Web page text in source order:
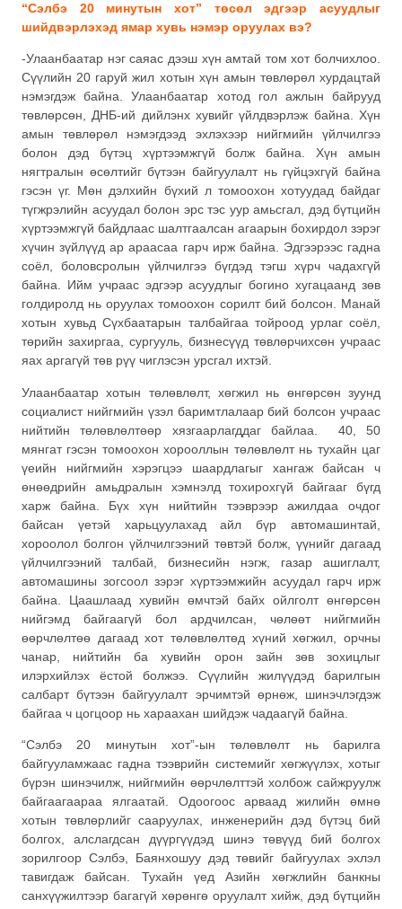
“Сэлбэ 20 минутын хот” төсөл эдгээр асуудлыг
шийдвэрлэхэд ямар хувь нэмэр оруулах вэ?
-Улаанбаатар нэг саяас дээш хүн амтай том хот болчихлоо.
Сүүлийн 20 гаруй жил хотын хүн амын төвлөрөл хурдацтай
нэмэгдэж байна. Улаанбаатар хотод гол ажлын байрууд
төвлөрсөн, ДНБ-ий дийлэнх хувийг үйлдвэрлэж байна. Хүн
амын төвлөрөл нэмэгдээд эхлэхээр нийгмийн үйлчилгээ
болон дэд бүтэц хүртээмжгүй болж байна. Хүн амын
нягтралын өсөлтийг бүтээн байгуулалт нь гүйцэхгүй байна
гэсэн үг. Мөн дэлхийн бүхий л томоохон хотуудад байдаг
түгжрэлийн асуудал болон эрс тэс уур амьсгал, дэд бүтцийн
хүртээмжгүй байдлаас шалтгаалсан агаарын бохирдол зэрэг
хүчин зүйлүүд ар араасаа гарч ирж байна. Эдгээрээс гадна
соёл, боловсролын үйлчилгээ бүгдэд тэгш хүрч чадахгүй
байна. Ийм учраас эдгээр асуудлыг богино хугацаанд зөв
голдиролд нь оруулах томоохон сорилт бий болсон. Манай
хотын хувьд Сүхбаатарын талбайгаа тойроод урлаг соёл,
төрийн захиргаа, сургууль, бизнесүүд төвлөрчихсөн учраас
яах аргагүй төв рүү чиглэсэн урсгал ихтэй.
Улаанбаатар хотын төлөвлөлт, хөгжил нь өнгөрсөн зуунд
социалист нийгмийн үзэл баримтлалаар бий болсон учраас
нийтийн төлөвлөлтөөр хязгаарлагддаг байлаа. 40, 50
мянгат гэсэн томоохон хорооллын төлөвлөлт нь тухайн цаг
үеийн нийгмийн хэрэгцээ шаардлагыг хангаж байсан ч
өнөөдрийн амьдралын хэмнэлд тохирохгүй байгааг бүгд
харж байна. Бүх хүн нийтийн тээврээр ажилдаа очдог
байсан үетэй харьцуулахад айл бүр автомашинтай,
хороолол болгон үйлчилгээний төвтэй болж, үүнийг дагаад
үйлчилгээний талбай, бизнесийн нэгж, газар ашиглалт,
автомашины зогсоол зэрэг хүртээмжийн асуудал гарч ирж
байна. Цаашлаад хувийн өмчтэй байх ойлголт өнгөрсөн
нийгэмд байгаагүй бол ардчилсан, чөлөөт нийгмийн
өөрчлөлтөө дагаад хот төлөвлөлтөд хүний хөгжил, орчны
чанар, нийтийн ба хувийн орон зайн зөв зохицлыг
илэрхийлэх ёстой болжээ. Сүүлийн жилүүдэд барилгын
салбарт бүтээн байгуулалт эрчимтэй өрнөж, шинэчлэгдэж
байгаа ч цогцоор нь хараахан шийдэж чадаагүй байна.
“Сэлбэ 20 минутын хот”-ын төлөвлөлт нь барилга
байгууламжаас гадна тээврийн системийг хөгжүүлэх, хотыг
бүрэн шинэчилж, нийгмийн өөрчлөлттэй холбож сайжруулж
байгаагаараа ялгаатай. Одоогоос арваад жилийн өмнө
хотын төвлөрлийг сааруулах, инженерийн дэд бүтэц бий
болгох, алслагдсан дүүргүүдэд шинэ төвүүд бий болгох
зорилгоор Сэлбэ, Баянхошуу дэд төвийг байгуулах эхлэл
тавигдаж байсан. Тухайн үед Азийн хөгжлийн банкны
санхүүжилтээр багагүй хөрөнгө оруулалт хийж, дэд бүтцийн